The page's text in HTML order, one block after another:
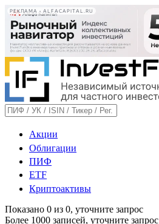
РЕКЛАМА • ALFACAPITAL.RU
Акции
Облигации
ПИФ
ETF
Криптоактивы
Показано 0 из 0, уточните запрос
Более 1000 записей, уточните запрос